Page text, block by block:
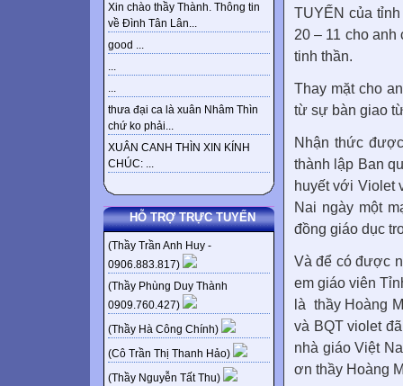
Xin chào thầy Thành. Thông tin
về Đình Tân Lân...
good ...
...
...
thưa đại ca là xuân Nhâm Thìn
chứ ko phải...
XUÂN CANH THÌN XIN KÍNH
CHÚC: ...
HỖ TRỢ TRỰC TUYẾN
(Thầy Trần Anh Huy -
0906.883.817)
(Thầy Phùng Duy Thành
0909.760.427)
(Thầy Hà Công Chính)
(Cô Trần Thị Thanh Hảo)
(Thầy Nguyễn Tất Thu)
TUYẾN của
20 – 11 cho
tinh thần.
Thay mặt cho
từ sự bàn giao
Nhận thức
thành lập Ban
huyết với Violet
Nai ngày một
đồng giáo dục
Và để có được
em giáo viên
là thầy Hoàng
và BQT violet đã
nhà giáo Việt
ơn thầy Hoàng